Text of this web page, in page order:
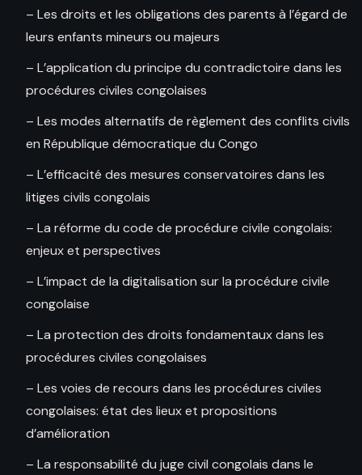
– Les droits et les obligations des parents à l’égard de
leurs enfants mineurs ou majeurs
– L’application du principe du contradictoire dans les
procédures civiles congolaises
– Les modes alternatifs de règlement des conflits civils
en République démocratique du Congo
– L’efficacité des mesures conservatoires dans les
litiges civils congolais
– La réforme du code de procédure civile congolais:
enjeux et perspectives
– L’impact de la digitalisation sur la procédure civile
congolaise
– La protection des droits fondamentaux dans les
procédures civiles congolaises
– Les voies de recours dans les procédures civiles
congolaises: état des lieux et propositions
d’amélioration
– La responsabilité du juge civil congolais dans le